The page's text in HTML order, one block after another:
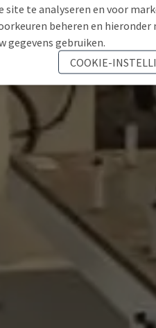
site te analyseren en voor
beheren en
gegevens gebruiken.
COOKIE-